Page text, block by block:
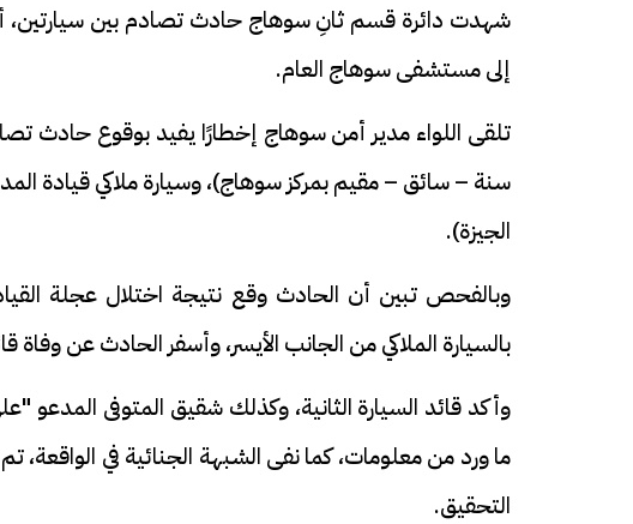
إلى مستشفى سوهاج العام.
الجيزة).
وبالفحص تبين أن الحادث وقع نتيجة اختلال عجلة
بالسيارة الملاكي من الجانب الأيسر، وأسفر الحادث عن وفاة
ما ورد من معلومات، كما نفى الشبهة الجنائية في الواقعة،
التحقيق.